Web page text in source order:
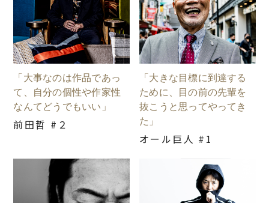
「大事なのは作品であっ
て、自分の個性や作家性
なんてどうでもいい」
前田哲 #２
「大きな目標に到達する
ために、目の前の先輩を
抜こうと思ってやってき
た」
オール巨人 #1